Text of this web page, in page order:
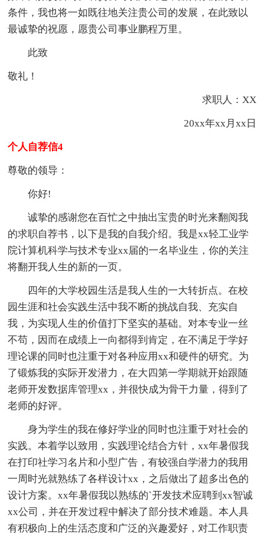
条件，我也将一如既往地关注贵公司的发展，在此致以
最诚挚的祝愿，愿贵公司事业鹏程万里。
此致
敬礼！
求职人：XX
20xx年xx月xx日
个人自荐信4
尊敬的领导：
你好!
诚挚的感谢您在百忙之中抽出宝贵的时光来翻阅我
的求职自荐书，以下是我的自我介绍。我是xx轻工业学
院计算机科学与技术专业xx届的一名毕业生，你的关注
将翻开我人生的新的一页。
四年的大学校园生活是我人生的一大转折点。在校
园生涯和社会实践生活中我不断的挑战自我、充实自
我，为实现人生的价值打下坚实的基础。对本专业一丝
不苟，因而在成绩上一向都得到肯定，在不满足于学好
理论课的同时也注重于对各种应用xx和硬件的研究。为
了锻炼我的实际开发潜力，在大四第一学期就开始跟随
老师开发数据库管理xx，并很快成为骨干力量，得到了
老师的好评。
身为学生的我在修好学业的同时也注重于对社会的
实践。本着学以致用，实践理论结合方针，xx年暑假我
在打印社学习名片和小型广告，有较强自学潜力的我用
一周时光就熟练了各样设计xx，之后做出了超多出色的
设计方案。xx年暑假我以熟练的`开发技术应聘到xx智诚
xx公司，并在开发过程中解决了部分技术难题。本人具
有积极向上的生活态度和广泛的兴趣爱好，对工作职责